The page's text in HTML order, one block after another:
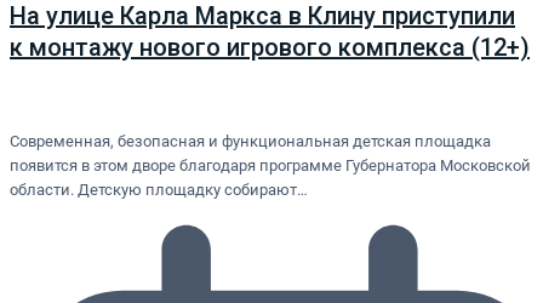
На улице Карла Маркса в Клину приступили
к монтажу нового игрового комплекса (12+)
Современная, безопасная и функциональная детская площадка
появится в этом дворе благодаря программе Губернатора Московской
области. Детскую площадку собирают…